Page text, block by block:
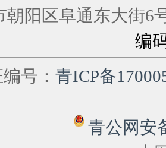
朝阳区阜通东大
编
号： 青ICP备
青公网安